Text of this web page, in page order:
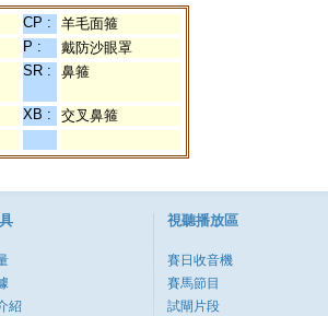
CP :
羊毛面箍
P :
戴防沙眼罩
SR :
鼻箍
XB : 交叉鼻箍
紹
視聽播放區
賽日收音機
賽馬節目
試閘片段